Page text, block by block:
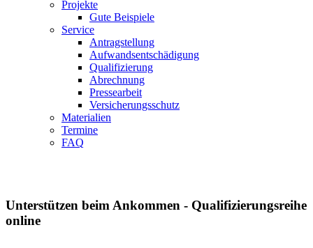
Projekte
Gute Beispiele
Service
Antragstellung
Aufwandsentschädigung
Qualifizierung
Abrechnung
Pressearbeit
Versicherungsschutz
Materialien
Termine
FAQ
Unterstützen beim Ankommen - Qualifizierungsreihe
online